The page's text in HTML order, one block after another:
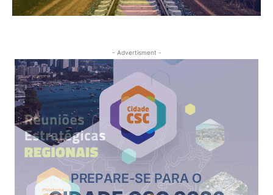
- Advertisment -